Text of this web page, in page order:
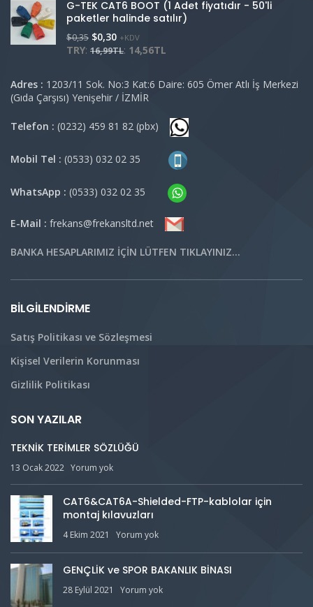
G-TEK CAT6 BOOT (1 Adet fiyatıdır - 50'li
paketler halinde satılır)
$0,35 $0,30 +KDV
TRY: 16,99TL: 14,56TL
Adres : 1203/11 Sok. No:3 Kat:6 Daire: 605 Ömer Atlı İş Merkezi
(Gıda Çarşısı) Yenişehir / İZMİR
Telefon : (0232) 459 81 82 (pbx)
Mobil Tel : (0533) 032 02 35
WhatsApp : (0533) 032 02 35
E-Mail : frekans@frekansltd.net
BANKA HESAPLARIMIZ İÇİN LÜTFEN TIKLAYINIZ…
BILGILENDIRME
Satış Politikası ve Sözleşmesi
Kişisel Verilerin Korunması
Gizlilik Politikası
SON YAZILAR
TEKNİK TERİMLER SÖZLÜĞÜ
13 Ocak 2022 Yorum yok
CAT6&CAT6A-Shielded-FTP-kablolar için
montaj kılavuzları
4 Ekim 2021 Yorum yok
GENÇLİK ve SPOR BAKANLIK BİNASI
28 Eylül 2021 Yorum yok